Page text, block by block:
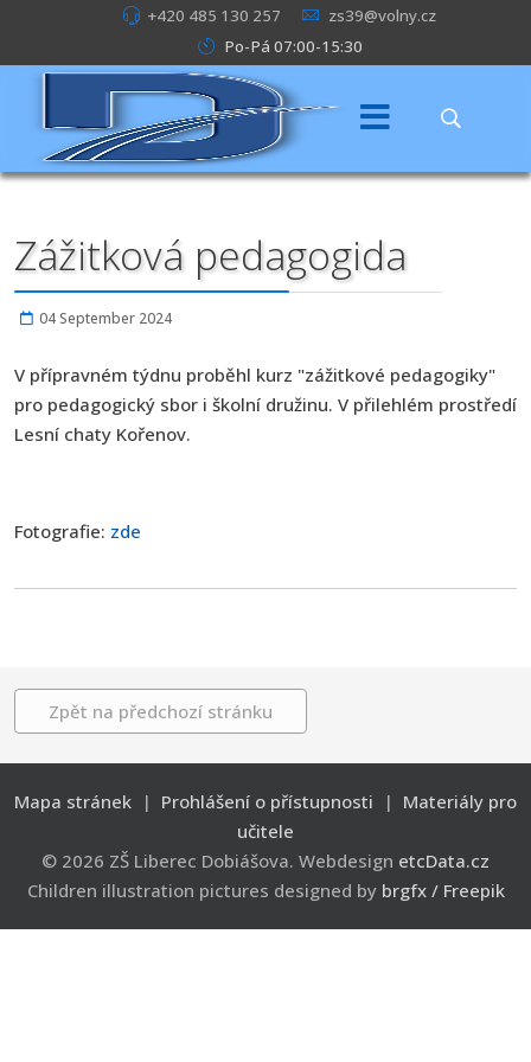
+420 485 130 257
zs39@volny.cz
Po-Pá 07:00-15:30
Zážitková pedagogida
04 September 2024
V přípravném týdnu proběhl kurz "zážitkové pedagogiky"
pro pedagogický sbor i školní družinu. V přilehlém prostředí
Lesní chaty Kořenov.
Fotografie: zde
Zpět na předchozí stránku
Mapa stránek | Prohlášení o přístupnosti | Materiály pro
učitele
© 2026 ZŠ Liberec Dobiášova. Webdesign etcData.cz
Children illustration pictures designed by brgfx / Freepik